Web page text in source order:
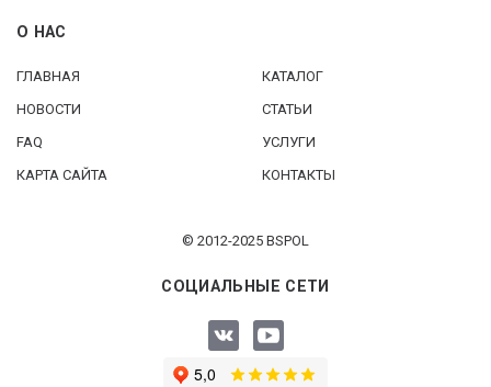
О НАС
ГЛАВНАЯ
КАТАЛОГ
НОВОСТИ
СТАТЬИ
FAQ
УСЛУГИ
КАРТА САЙТА
КОНТАКТЫ
© 2012-2025 BSPOL
СОЦИАЛЬНЫЕ СЕТИ